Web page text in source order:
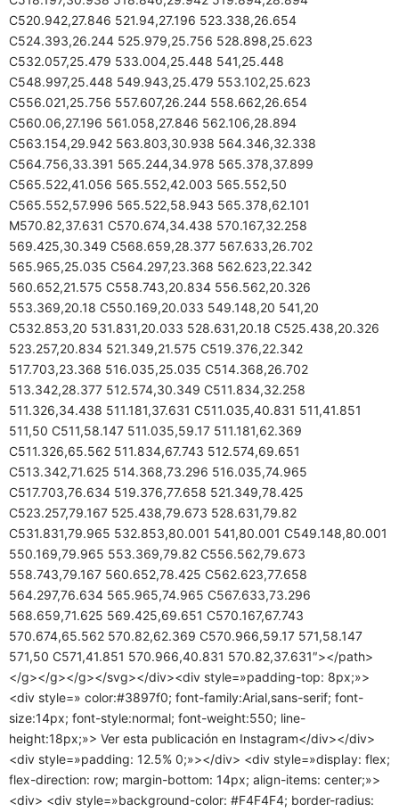
C520.942,27.846 521.94,27.196 523.338,26.654
C524.393,26.244 525.979,25.756 528.898,25.623
C532.057,25.479 533.004,25.448 541,25.448
C548.997,25.448 549.943,25.479 553.102,25.623
C556.021,25.756 557.607,26.244 558.662,26.654
C560.06,27.196 561.058,27.846 562.106,28.894
C563.154,29.942 563.803,30.938 564.346,32.338
C564.756,33.391 565.244,34.978 565.378,37.899
C565.522,41.056 565.552,42.003 565.552,50
C565.552,57.996 565.522,58.943 565.378,62.101
M570.82,37.631 C570.674,34.438 570.167,32.258
569.425,30.349 C568.659,28.377 567.633,26.702
565.965,25.035 C564.297,23.368 562.623,22.342
560.652,21.575 C558.743,20.834 556.562,20.326
553.369,20.18 C550.169,20.033 549.148,20 541,20
C532.853,20 531.831,20.033 528.631,20.18 C525.438,20.326
523.257,20.834 521.349,21.575 C519.376,22.342
517.703,23.368 516.035,25.035 C514.368,26.702
513.342,28.377 512.574,30.349 C511.834,32.258
511.326,34.438 511.181,37.631 C511.035,40.831 511,41.851
511,50 C511,58.147 511.035,59.17 511.181,62.369
C511.326,65.562 511.834,67.743 512.574,69.651
C513.342,71.625 514.368,73.296 516.035,74.965
C517.703,76.634 519.376,77.658 521.349,78.425
C523.257,79.167 525.438,79.673 528.631,79.82
C531.831,79.965 532.853,80.001 541,80.001 C549.148,80.001
550.169,79.965 553.369,79.82 C556.562,79.673
558.743,79.167 560.652,78.425 C562.623,77.658
564.297,76.634 565.965,74.965 C567.633,73.296
568.659,71.625 569.425,69.651 C570.167,67.743
570.674,65.562 570.82,62.369 C570.966,59.17 571,58.147
571,50 C571,41.851 570.966,40.831 570.82,37.631″></path>
</g></g></g></svg></div><div style=»padding-top: 8px;»>
<div style=» color:#3897f0; font-family:Arial,sans-serif; font-
size:14px; font-style:normal; font-weight:550; line-
height:18px;»> Ver esta publicación en Instagram</div></div>
<div style=»padding: 12.5% 0;»></div> <div style=»display: flex;
flex-direction: row; margin-bottom: 14px; align-items: center;»>
<div> <div style=»background-color: #F4F4F4; border-radius: